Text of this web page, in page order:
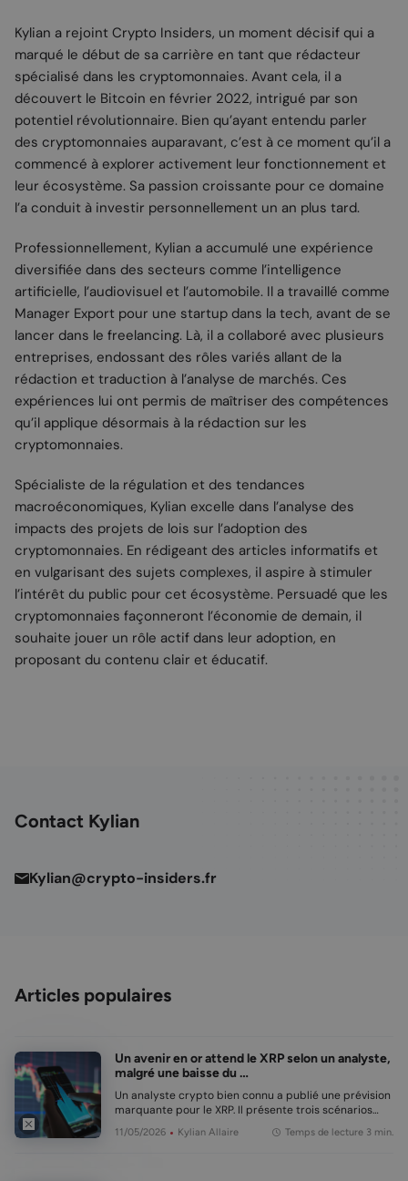
Kylian a rejoint Crypto Insiders, un moment décisif qui a
marqué le début de sa carrière en tant que rédacteur
spécialisé dans les cryptomonnaies. Avant cela, il a
découvert le Bitcoin en février 2022, intrigué par son
potentiel révolutionnaire. Bien qu’ayant entendu parler
des cryptomonnaies auparavant, c’est à ce moment qu’il a
commencé à explorer activement leur fonctionnement et
leur écosystème. Sa passion croissante pour ce domaine
l’a conduit à investir personnellement un an plus tard.
Professionnellement, Kylian a accumulé une expérience
diversifiée dans des secteurs comme l’intelligence
artificielle, l’audiovisuel et l’automobile. Il a travaillé comme
Manager Export pour une startup dans la tech, avant de se
lancer dans le freelancing. Là, il a collaboré avec plusieurs
entreprises, endossant des rôles variés allant de la
rédaction et traduction à l’analyse de marchés. Ces
expériences lui ont permis de maîtriser des compétences
qu’il applique désormais à la rédaction sur les
cryptomonnaies.
Spécialiste de la régulation et des tendances
macroéconomiques, Kylian excelle dans l’analyse des
impacts des projets de lois sur l’adoption des
cryptomonnaies. En rédigeant des articles informatifs et
en vulgarisant des sujets complexes, il aspire à stimuler
l’intérêt du public pour cet écosystème. Persuadé que les
cryptomonnaies façonneront l’économie de demain, il
souhaite jouer un rôle actif dans leur adoption, en
proposant du contenu clair et éducatif.
Contact Kylian
Kylian@crypto-insiders.fr
Articles populaires
Un avenir en or attend le XRP selon un analyste,
malgré une baisse du …
Un analyste crypto bien connu a publié une prévision
marquante pour le XRP. Il présente trois scénarios
dans le passé. En bref L’analyste EGRAG CRYPTO
11/05/2026 Kylian Allaire Temps de lecture 3 min.